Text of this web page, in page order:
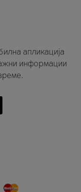
апликација
информации